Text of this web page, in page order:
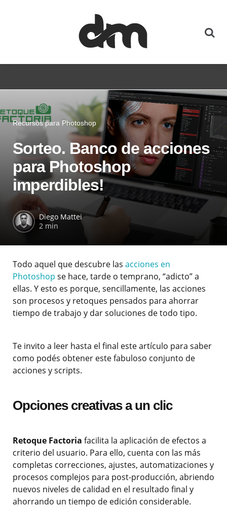
Recursos para Photoshop
Sorteo. Banco de acciones
para Photoshop
imperdibles!
Diego Mattei
2 min
Todo aquel que descubre las acciones en
Photoshop se hace, tarde o temprano, “adicto” a
ellas. Y esto es porque, sencillamente, las acciones
son procesos y retoques pensados para ahorrar
tiempo de trabajo y dar soluciones de todo tipo.
Te invito a leer hasta el final este artículo para saber
como podés obtener este fabuloso conjunto de
acciones y scripts.
Opciones creativas a un clic
Retoque Factoria facilita la aplicación de efectos a
criterio del usuario. Para ello, cuenta con las más
completas correcciones, ajustes, automatizaciones y
procesos complejos para post-producción, abriendo
nuevos niveles de calidad en el resultado final y
ahorrando un tiempo de edición considerable.